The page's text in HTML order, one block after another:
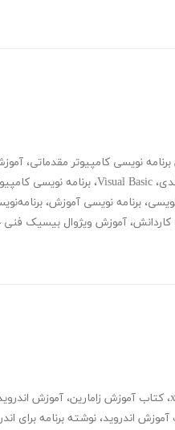
نویسی کامپیوتر مقدماتی،
، Visual Basic، برنامه نویسی
، برنامه نویسی آموزش،
، آموزش ویژوال بیسیک فنی
، کتاب آموزش زامارین، آموزش
آموزش اندروید، نوشته برنامه برای